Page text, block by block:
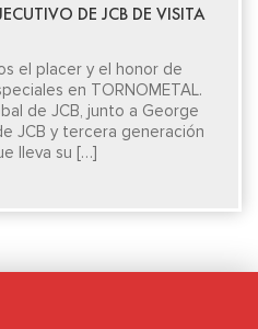
DE JCB DE VISITA
el placer y el honor de
en TORNOMETAL.
de JCB, junto a George
JCB y tercera generación
lleva su […]